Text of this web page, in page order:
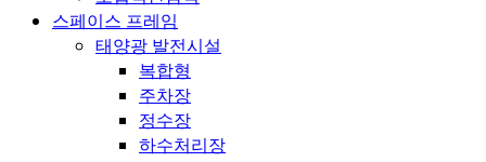
스페이스 프레임
태양광 발전시설
복합형
주차장
정수장
하수처리장